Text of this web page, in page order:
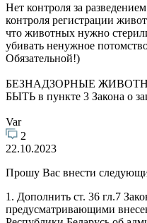
Нет контроля за
контроля регистрации
что животных нужно
убивать ненужное
Обязательной!)
БЕЗНАДЗОРНЫЕ
БЫТЬ в пункте 3 Закона о
Var
2
22.10.2023
Прошу Вас внести
1. Дополнить ст. 36 гл.7
предусматривающими